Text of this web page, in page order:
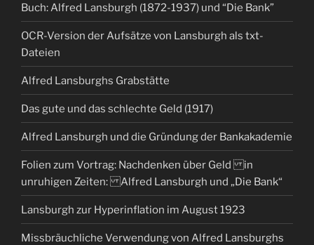
Buch: Alfred Lansburgh (1872-1937) und “Die Bank”
OCR-Version der Aufsätze von Lansburgh als txt-
Dateien
Alfred Lansburghs Grabstätte
Das gute und das schlechte Geld (1917)
Alfred Lansburgh und die Gründung der Bankakademie
Folien zum Vortrag: Nachdenken über Geld in
unruhigen Zeiten: Alfred Lansburgh und „Die Bank“
Lansburgh zur Hyperinflation im August 1923
Missbräuchliche Verwendung von Alfred Lansburghs